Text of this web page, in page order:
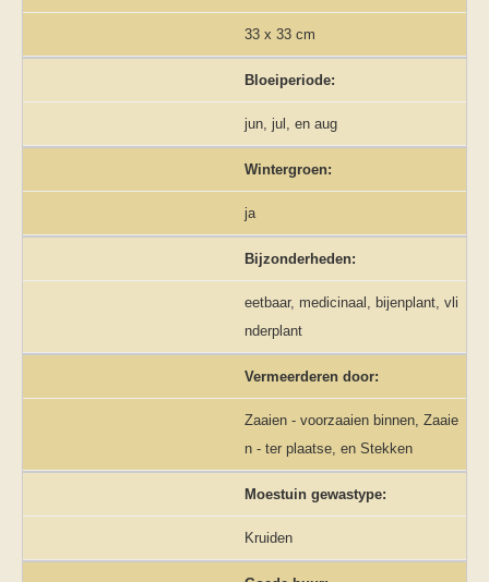
33 x 33 cm
Bloeiperiode:
jun, jul, en aug
Wintergroen:
ja
Bijzonderheden:
eetbaar, medicinaal, bijenplant, vli
nderplant
Vermeerderen door:
Zaaien - voorzaaien binnen, Zaaie
n - ter plaatse, en Stekken
Moestuin gewastype:
Kruiden